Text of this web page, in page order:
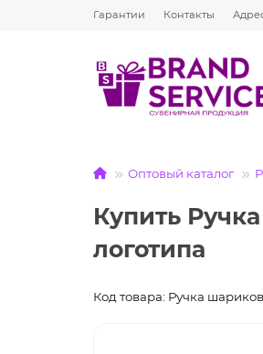
Гарантии Контакты
Оптовый каталог
Купить
логотипа
Код товара: Ручка